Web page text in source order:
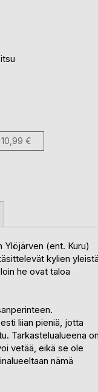
10,99 €
Ylöjärven (ent. Kuru)
kylien
he ovat taloa
liian pieniä, jotta
Tarkastelualueena
vetää, eikä se ole
nämä